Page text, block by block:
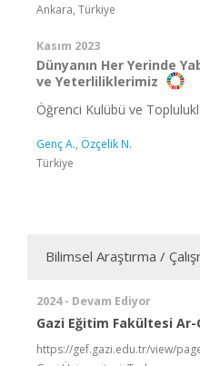
Ankara, Türkiye
Kasım 2023
Dünyanın Her Yerinde
ve Yeterliliklerimiz
Öğrenci Kulübü ve
Genç A., Özçelik N.
Türkiye
Bilimsel Araştırma /
2024 - Devam Ediyor
Gazi Eğitim Fakültesi Ar-
https://gef.gazi.edu.tr/view/